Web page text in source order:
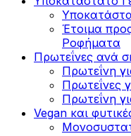
Έτοιμα
Ροφήματα
Πρωτεΐνες ανά
Πρωτεΐνη
Πρωτεΐνες
Πρωτεΐνη
Vegan και